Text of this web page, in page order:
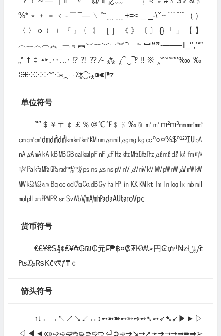
%*﹡﹢﹦﹤‐￣¯―﹨ˆ˜﹍﹎+=<＿_-\ˇ~﹉﹊（）
〈〉‹›﹛﹜『』〖〗［］《》〔〕{}「」【】
︵︷︿︹︽_﹁﹃︻︶︸﹀︺︾ˉ﹂﹄︼❝❞‐‑‒–―‖‗‘’‚‛“”
„‟†‡•‣․‥…‧‪‫‬‭‮ ‰‱′″‴‵‶‷‸※‼‽‾‿⁀⁁⁂⁃⁄⁇⁈⁉
⁊⁋⁌⁍⁎⁏⁐⁑⁒⁓⁔⁕⁖⁗⁘⁙⁚⁛⁜⁝⁞ ⁠⁡⁢⁣⁤
单位符号
°′″＄￥〒￠￡％＠℃℉﹩﹪‰﹫㎡㎥m²m³㎜㎟㎣
㎝㎠㎤㍷㍸㍹㎞㎢㎦㏎㎚㎛㏕㎍㎎㎏㏄º○¤%$º¹²³㍺㎀
㎁㎂㎃㎄㎅㎆㎇㎈㎉㎊㎋㎌㎐㎑㎒㎓㎔㎕㎖㎗㎘㎙㎧
㎨㎩㎪㎫㎬㎭㎮㎯㎰㎱㎲㎳㎴㎵㎶㎷㎸㎹㎺㎻㎼㎽㎾
㎿㏀㏁㏂㏃㏄㏅㏆㏇㏈㏉㏊㏋㏌㏍㏎㏏㏐㏑㏒㏓㏔㏕
㏖㏗㏘㏙㏚㏛㏜㏝㏞㏟㍱㍲㍳㍴㍵㍶
货币符号
€£Ұ₴$₰¢₤¥₳₲₪₵元₣₱฿¤₡₮₭₩ރ円₢₥₫₦zł﷼₠
₧₯₨Kčर₹ƒ₸￠
箭头符号
↑↓←→↖↗↘↙↔↕➻➼➽➸➳➺➻➴➵➶➷➹▶►▷
◁◀◄«»➩➪➫➬➭➮➯➱⏎➲➾➔➘➙➚➛➜➝➞➟➠➡➢